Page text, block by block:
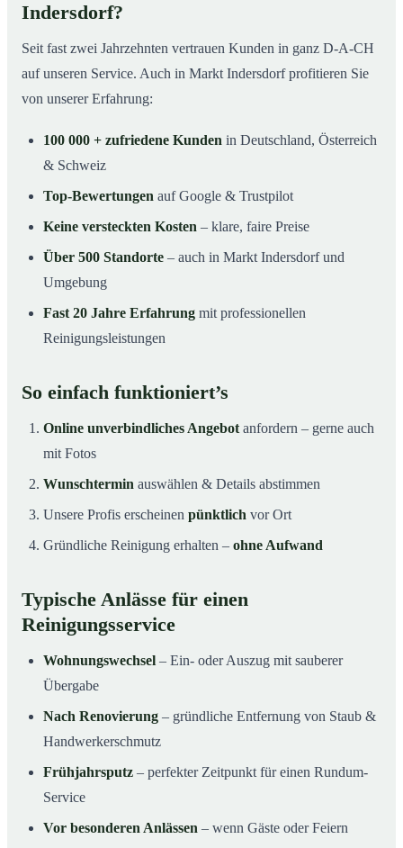
Indersdorf?
Seit fast zwei Jahrzehnten vertrauen Kunden in ganz D-A-CH
auf unseren Service. Auch in Markt Indersdorf profitieren Sie
von unserer Erfahrung:
100 000 + zufriedene Kunden in Deutschland, Österreich
& Schweiz
Top-Bewertungen auf Google & Trustpilot
Keine versteckten Kosten – klare, faire Preise
Über 500 Standorte – auch in Markt Indersdorf und
Umgebung
Fast 20 Jahre Erfahrung mit professionellen
Reinigungsleistungen
So einfach funktioniert’s
Online unverbindliches Angebot anfordern – gerne auch
mit Fotos
Wunschtermin auswählen & Details abstimmen
Unsere Profis erscheinen pünktlich vor Ort
Gründliche Reinigung erhalten – ohne Aufwand
Typische Anlässe für einen
Reinigungsservice
Wohnungswechsel – Ein- oder Auszug mit sauberer
Übergabe
Nach Renovierung – gründliche Entfernung von Staub &
Handwerkerschmutz
Frühjahrsputz – perfekter Zeitpunkt für einen Rundum-
Service
Vor besonderen Anlässen – wenn Gäste oder Feiern